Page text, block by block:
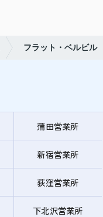
フラット・ベルビル
蒲田営業所
新宿営業所
荻窪営業所
下北沢営業所